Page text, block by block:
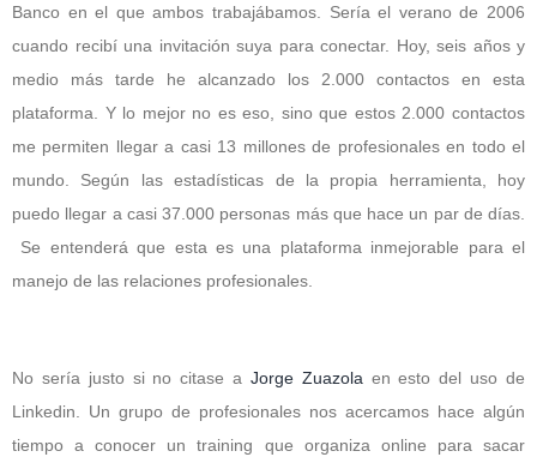
Banco en el que ambos trabajábamos. Sería el verano de 2006
cuando recibí una invitación suya para conectar. Hoy, seis años y
medio más tarde he alcanzado los 2.000 contactos en esta
plataforma. Y lo mejor no es eso, sino que estos 2.000 contactos
me permiten llegar a casi 13 millones de profesionales en todo el
mundo. Según las estadísticas de la propia herramienta, hoy
puedo llegar a casi 37.000 personas más que hace un par de días.
Se entenderá que esta es una plataforma inmejorable para el
manejo de las relaciones profesionales.
No sería justo si no citase a Jorge Zuazola en esto del uso de
Linkedin. Un grupo de profesionales nos acercamos hace algún
tiempo a conocer un training que organiza online para sacar